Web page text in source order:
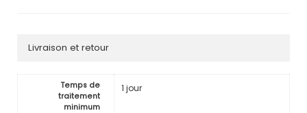
Livraison et retour
Temps de
traitement
minimum
1 jour